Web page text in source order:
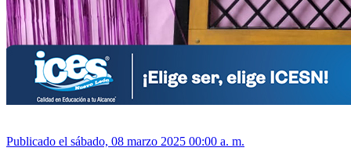
Publicado el sábado, 08 marzo 2025 00:00 a. m.